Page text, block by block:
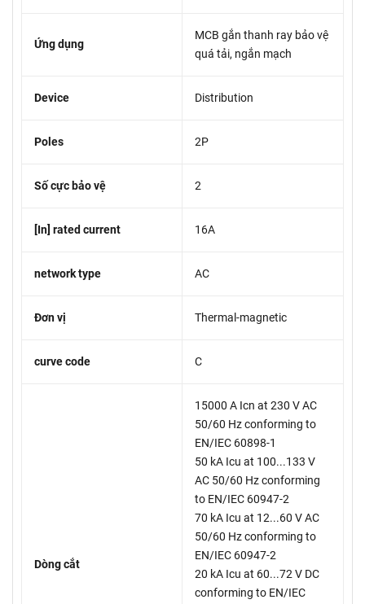
Ứng dụng
MCB gắn thanh ray bảo vệ
quá tải, ngắn mạch
Device Distribution
Poles 2P
Số cực bảo vệ 2
[In] rated current 16A
network type AC
Đơn vị Thermal-magnetic
curve code C
Dòng cắt
15000 A Icn at 230 V AC
50/60 Hz conforming to
EN/IEC 60898-1
50 kA Icu at 100...133 V
AC 50/60 Hz conforming
to EN/IEC 60947-2
70 kA Icu at 12...60 V AC
50/60 Hz conforming to
EN/IEC 60947-2
20 kA Icu at 60...72 V DC
conforming to EN/IEC